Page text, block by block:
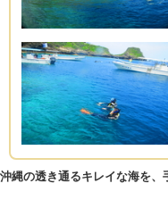
沖縄の透き通るキレイな海を、